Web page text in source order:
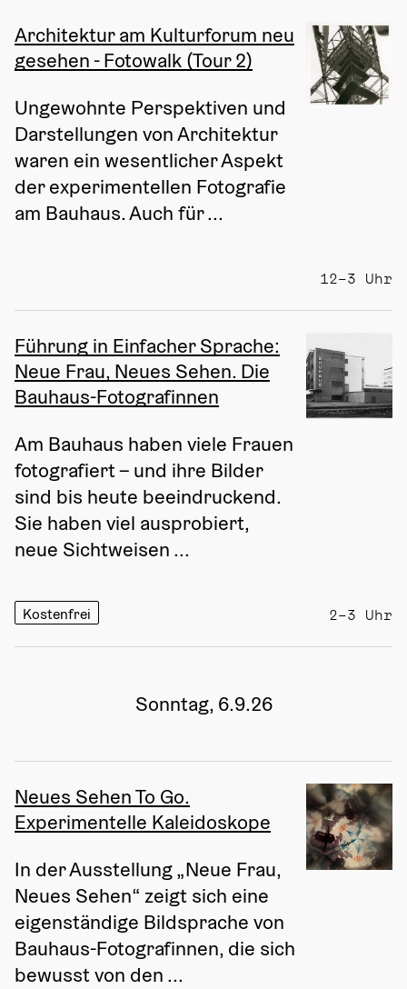
Architektur am Kulturforum neu
gesehen - Fotowalk (Tour 2)
Ungewohnte Perspektiven und
Darstellungen von Architektur
waren ein wesentlicher Aspekt
der experimentellen Fotografie
am Bauhaus. Auch für ...
12–3 Uhr
Führung in Einfacher Sprache:
Neue Frau, Neues Sehen. Die
Bauhaus-Fotografinnen
Am Bauhaus haben viele Frauen
fotografiert – und ihre Bilder
sind bis heute beeindruckend.
Sie haben viel ausprobiert,
neue Sichtweisen ...
Kostenfrei 2–3 Uhr
Sonntag, 6.9.26
Neues Sehen To Go.
Experimentelle Kaleidoskope
In der Ausstellung „Neue Frau,
Neues Sehen“ zeigt sich eine
eigenständige Bildsprache von
Bauhaus-Fotografinnen, die sich
bewusst von den ...